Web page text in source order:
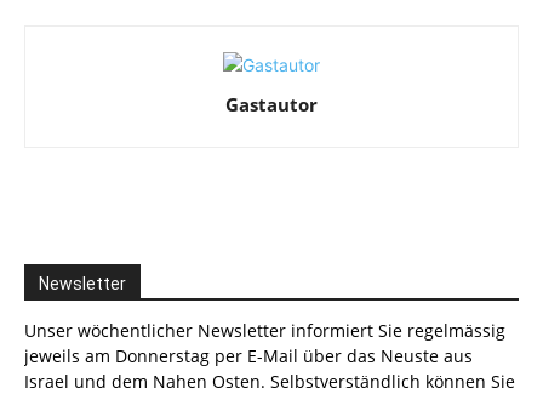
Gastautor
Newsletter
Unser wöchentlicher Newsletter informiert Sie regelmässig
jeweils am Donnerstag per E-Mail über das Neuste aus
Israel und dem Nahen Osten. Selbstverständlich können Sie